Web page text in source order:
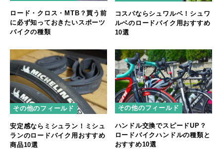
ロード・クロス・MTB？買う前
に必ず知っておきたいスポーツ
バイクの種類
コスパならシュワルベ！シュワ
ルベのロードバイク用おすすめ
10選
その他のフィールド
安定感ならミシュラン！ミシュ
ランのロードバイク用おすすめ
商品10選
その他のフィールド
ハンドル交換でスピードUP？
ロードバイクハンドルの種類と
おすすめ10選